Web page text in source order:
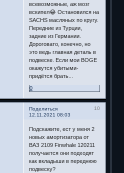
всевозможные, аж мозг
вскипел😂 Остановился на
SACHS масляных по кругу.
Передние из Турции,
задние из Германии.
Дороговато, конечно, но
это ведь главная деталь в
подвеске. Если мои BOGE
окажутся убитыми-
придётся брать...
0
Поделиться
10
12.11.2021 08:03
Подскажите, ест у меня 2
новых амортизатора от
ВАЗ 2109 Finwhale 120211
получается они подходят
как вкладыши в переднюю
подвеску?